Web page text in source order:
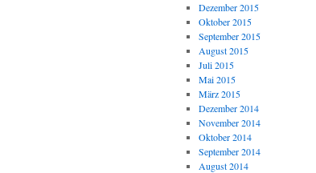
Dezember 2015
Oktober 2015
September 2015
August 2015
Juli 2015
Mai 2015
März 2015
Dezember 2014
November 2014
Oktober 2014
September 2014
August 2014